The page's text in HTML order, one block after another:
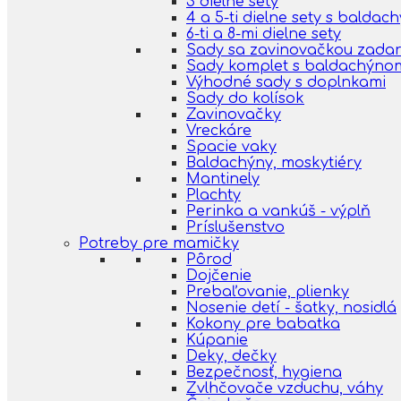
4 a 5-ti dielne sety s
6-ti a 8-mi dielne sety
Sady sa zavinovačkou
Sady komplet s
Výhodné sady s doplnkami
Sady do kolísok
Zavinovačky
Vreckáre
Spacie vaky
Baldachýny, moskytiéry
Mantinely
Plachty
Perinka a vankúš - výplň
Príslušenstvo
Potreby pre mamičky
Pôrod
Dojčenie
Prebaľovanie, plienky
Nosenie detí - šatky, nosidlá
Kokony pre babatka
Kúpanie
Deky, dečky
Bezpečnosť, hygiena
Zvlhčovače vzduchu, váhy